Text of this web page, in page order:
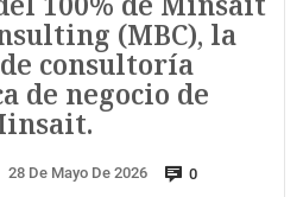
(MBC), la
consultoría
de negocio de
28 De Mayo De 2026 0